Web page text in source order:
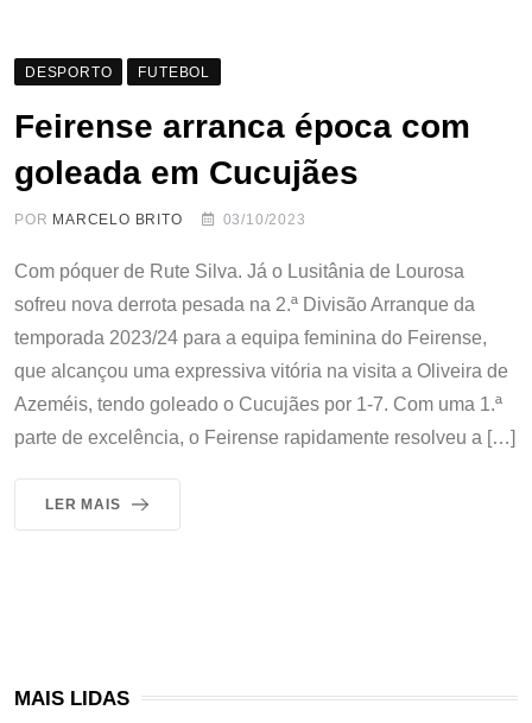
DESPORTO FUTEBOL
Feirense arranca época com
goleada em Cucujães
POR MARCELO BRITO 03/10/2023
Com póquer de Rute Silva. Já o Lusitânia de Lourosa
sofreu nova derrota pesada na 2.ª Divisão Arranque da
temporada 2023/24 para a equipa feminina do Feirense,
que alcançou uma expressiva vitória na visita a Oliveira de
Azeméis, tendo goleado o Cucujães por 1-7. Com uma 1.ª
parte de excelência, o Feirense rapidamente resolveu a […]
LER MAIS
MAIS LIDAS